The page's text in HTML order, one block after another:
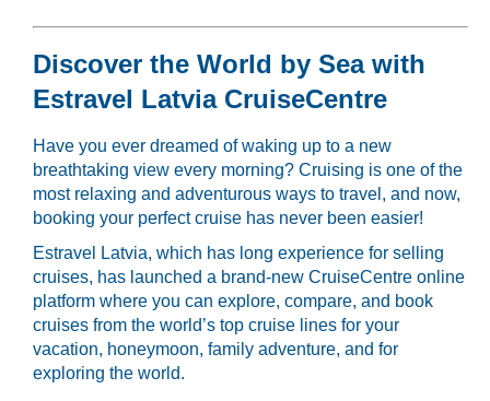
Discover the World by Sea with
Estravel Latvia CruiseCentre
Have you ever dreamed of waking up to a new
breathtaking view every morning? Cruising is one of the
most relaxing and adventurous ways to travel, and now,
booking your perfect cruise has never been easier!
Estravel Latvia, which has long experience for selling
cruises, has launched a brand-new CruiseCentre online
platform where you can explore, compare, and book
cruises from the world’s top cruise lines for your
vacation, honeymoon, family adventure, and for
exploring the world.